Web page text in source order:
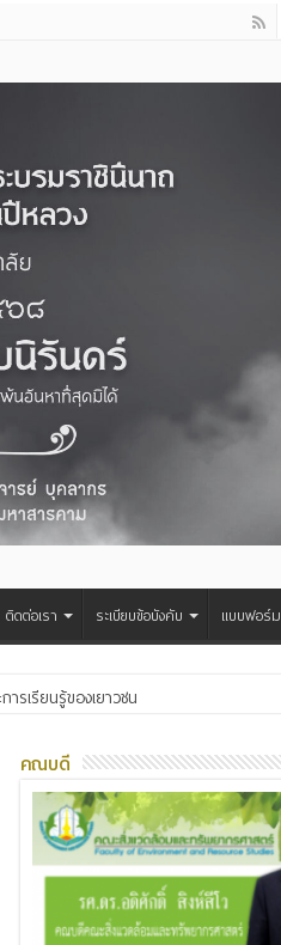
ติดต่อเรา ระเบียบข้อบังคับ แบบฟอร์ม
เรียนรู้ของเยาวชน
คณบดี